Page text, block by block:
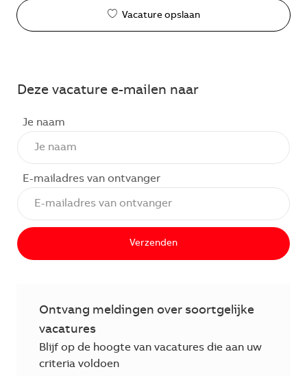
Vacature opslaan
Deze vacature e-mailen naar
Je naam
E-mailadres van ontvanger
Verzenden
Ontvang meldingen over soortgelijke
vacatures
Blijf op de hoogte van vacatures die aan uw
criteria voldoen